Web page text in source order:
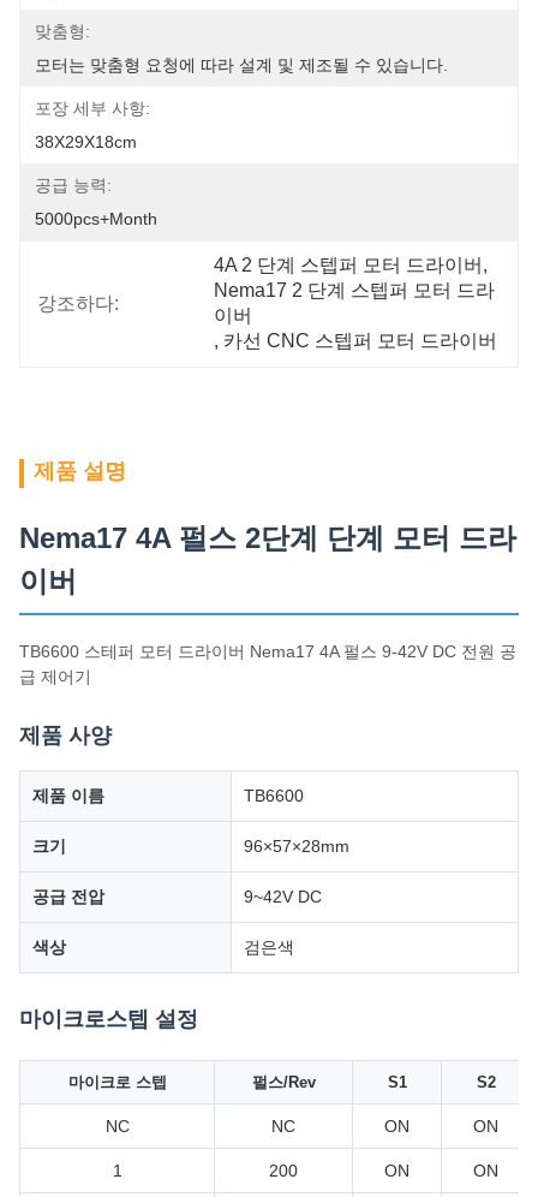
맞춤형:
모터는 맞춤형 요청에 따라 설계 및 제조될 수 있습니다.
포장 세부 사항:
38X29X18cm
공급 능력:
5000pcs+Month
강조하다:
4A 2 단계 스텝퍼 모터 드라이버 ,
Nema17 2 단계 스텝퍼 모터 드라
이버
, 카선 CNC 스텝퍼 모터 드라이버
제품 설명
Nema17 4A 펄스 2단계 단계 모터 드라
이버
TB6600 스테퍼 모터 드라이버 Nema17 4A 펄스 9-42V DC 전원 공
급 제어기
제품 사양
제품 이름 TB6600
크기 96×57×28mm
공급 전압 9~42V DC
색상 검은색
마이크로스텝 설정
마이크로 스텝 펄스/Rev S1 S2
NC NC ON ON
1 200 ON ON